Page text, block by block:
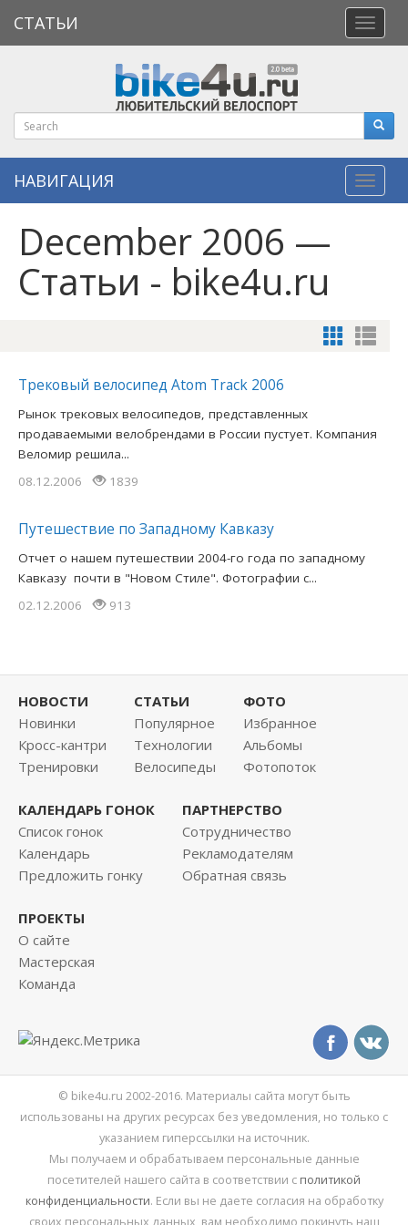
меню
СТАТЬИ
НАВИГАЦИЯ
December 2006 —
Статьи - bike4u.ru
Трековый велосипед Atom Track 2006
Рынок трековых велосипедов, представленных
продаваемыми велобрендами в России пустует. Компания
Веломир решила...
08.12.2006
1839
Путешествие по Западному Кавказу
Отчет о нашем путешествии 2004-го года по западному
Кавказу почти в "Новом Стиле". Фотографии с...
02.12.2006
913
НОВОСТИ
Новинки
Кросс-кантри
Тренировки
СТАТЬИ
Популярное
Технологии
Велосипеды
ФОТО
Избранное
Альбомы
Фотопоток
КАЛЕНДАРЬ ГОНОК
Список гонок
Календарь
Предложить гонку
ПАРТНЕРСТВО
Сотрудничество
Рекламодателям
Обратная связь
ПРОЕКТЫ
О сайте
Мастерская
Команда
© bike4u.ru 2002-2016. Материалы сайта могут быть
использованы на других ресурсах без уведомления, но только с
указанием гиперссылки на источник.
Мы получаем и обрабатываем персональные данные
посетителей нашего сайта в соответствии с политикой
конфиденциальности. Если вы не даете согласия на обработку
своих персональных данных, вам необходимо покинуть наш